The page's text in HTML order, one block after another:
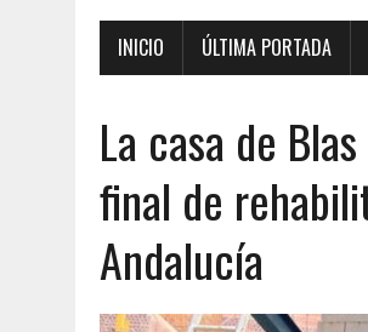
INICIO ÚLTIMA PORTADA
La casa de
final de
Andalucía